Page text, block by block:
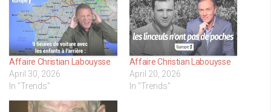
Affaire Christian Labouysse
April 30, 2026
In "Trends"
Affaire Christian Labouysse
April 20, 2026
In "Trends"